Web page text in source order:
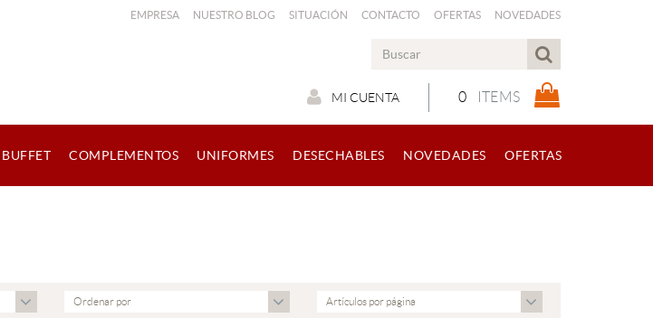
EMPRESA NUESTRO BLOG SITUACIÓN CONTACTO OFERTAS NOVEDADES
0 ITEMS
MI CUENTA
BUFFET COMPLEMENTOS UNIFORMES DESECHABLES NOVEDADES OFERTAS
Ordenar por Artículos por página